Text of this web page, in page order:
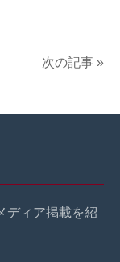
次の記事 »
ディア掲載を紹